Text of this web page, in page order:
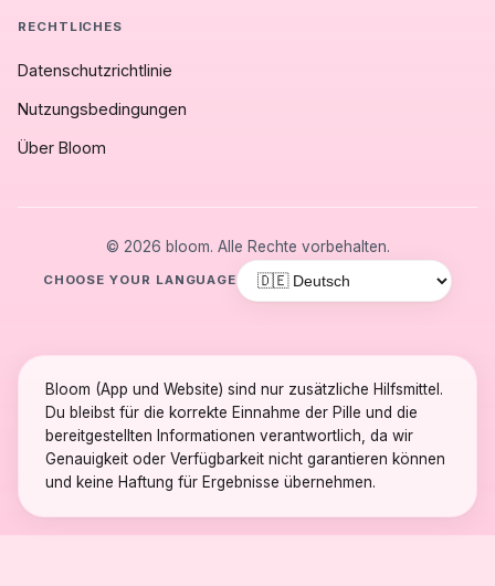
RECHTLICHES
Datenschutzrichtlinie
Nutzungsbedingungen
Über Bloom
© 2026 bloom. Alle Rechte vorbehalten.
CHOOSE YOUR LANGUAGE
Bloom (App und Website) sind nur zusätzliche Hilfsmittel.
Du bleibst für die korrekte Einnahme der Pille und die
bereitgestellten Informationen verantwortlich, da wir
Genauigkeit oder Verfügbarkeit nicht garantieren können
und keine Haftung für Ergebnisse übernehmen.